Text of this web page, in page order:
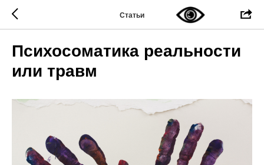
Статьи
Психосоматика реальности
или травм